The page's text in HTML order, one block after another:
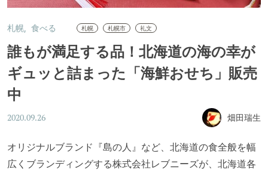
札幌 食べる 札幌 札幌市 礼文
誰もが満足する品！北海道の海の幸が
ギュッと詰まった「海鮮おせち」販売
中
2020.09.26 畑田瑞生
オリジナルブランド『島の人』など、北海道の食全般を幅
広くブランディングする株式会社レブニーズが、北海道各